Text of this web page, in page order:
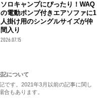
ソロキャンプにぴったり！WAQ
の電動ポンプ付きエアソファに1
人掛け用のシングルサイズが仲
間入り
2026.07.15
について
です。2021年3月以前の記事に関し
合もあります。